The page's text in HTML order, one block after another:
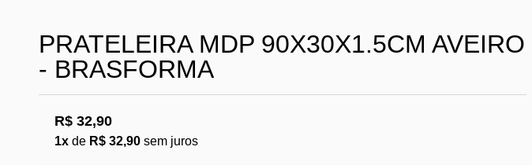
PRATELEIRA MDP 90X30X1.5CM AVEIRO
- BRASFORMA
R$ 32,90
1xde R$ 32,90sem juros